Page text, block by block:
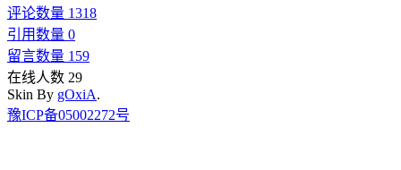
评论数量 1318
引用数量 0
留言数量 159
在线人数 29
Skin By gOxiA.
豫ICP备05002272号